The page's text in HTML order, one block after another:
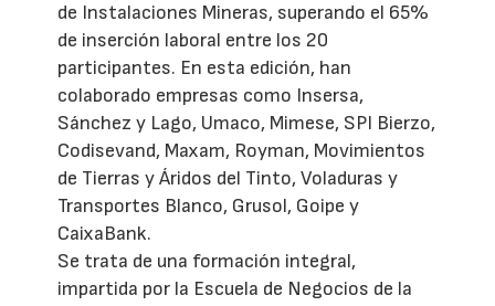
de Instalaciones Mineras, superando el 65%
de inserción laboral entre los 20
participantes. En esta edición, han
colaborado empresas como Insersa,
Sánchez y Lago, Umaco, Mimese, SPI Bierzo,
Codisevand, Maxam, Royman, Movimientos
de Tierras y Áridos del Tinto, Voladuras y
Transportes Blanco, Grusol, Goipe y
CaixaBank.
Se trata de una formación integral,
impartida por la Escuela de Negocios de la